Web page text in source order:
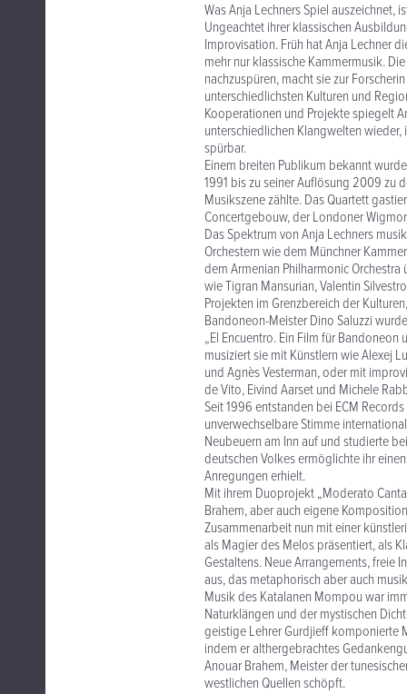
Was Anja Lechners Spiel auszeichnet,
Ungeachtet ihrer klassischen
Improvisation. Früh hat Anja Lechner
mehr nur klassische Kammermusik.
nachzuspüren, macht sie zur
unterschiedlichsten Kulturen und
Kooperationen und Projekte spiegelt
unterschiedlichen Klangwelten
spürbar.
Einem breiten Publikum bekannt
1991 bis zu seiner Auflösung 2009 zu
Musikszene zählte. Das Quartett
Concertgebouw, der Londoner
Das Spektrum von Anja Lechners
Orchestern wie dem Münchner
dem Armenian Philharmonic
wie Tigran Mansurian, Valentin
Projekten im Grenzbereich der
Bandoneon-Meister Dino Saluzzi
„El Encuentro. Ein Film für
musiziert sie mit Künstlern wie Alexej
und Agnès Vesterman, oder mit
de Vito, Eivind Aarset und Michele
Seit 1996 entstanden bei ECM
unverwechselbare Stimme
Neubeuern am Inn auf und studierte
deutschen Volkes ermöglichte ihr
Anregungen erhielt.
Mit ihrem Duoprojekt „Moderato
Brahem, aber auch eigene
Zusammenarbeit nun mit einer
als Magier des Melos präsentiert, als
Gestaltens. Neue Arrangements, freie
aus, das metaphorisch aber auch
Musik des Katalanen Mompou war
Naturklängen und der mystischen
geistige Lehrer Gurdjieff komponierte
indem er althergebrachtes
Anouar Brahem, Meister der
westlichen Quellen schöpft.